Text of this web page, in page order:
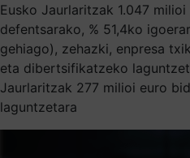
Eusko Jaurlaritzak 1.047
defentsarako, % 51,4ko
gehiago), zehazki, enpresa
eta dibertsifikatzeko
Jaurlaritzak 277 milioi euro
laguntzetara